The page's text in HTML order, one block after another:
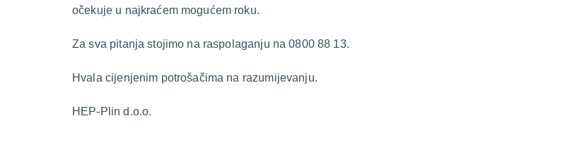
očekuje u najkraćem mogućem roku.
Za sva pitanja stojimo na raspolaganju na 0800 88 13.
Hvala cijenjenim potrošačima na razumijevanju.
HEP-Plin d.o.o.